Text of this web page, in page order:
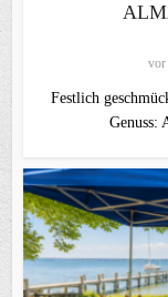
vor
Festlich
Genuss: